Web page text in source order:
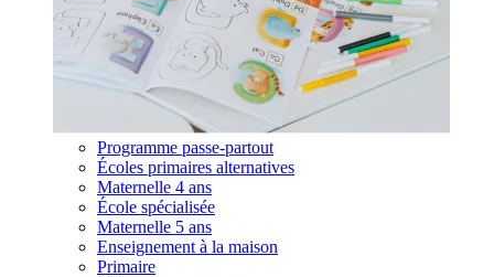
Programme passe-partout
Écoles primaires alternatives
Maternelle 4 ans
École spécialisée
Maternelle 5 ans
Enseignement à la maison
Primaire